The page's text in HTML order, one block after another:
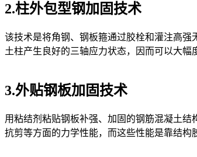
2.柱外包型钢加固技术
该技术是将角钢、钢板箍通过胶栓和灌注高
土柱产生良好的三轴应力状态，因而可以大幅
3.外贴钢板加固技术
用粘结剂粘贴钢板补强、加固的钢筋混凝土
抗剪等方面的力学性能，而这些性能是靠结构